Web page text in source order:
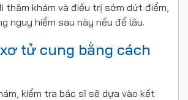
thăm khám và điều trị sớm dứt điểm,
nguy hiểm sau này nếu để lâu.
tử cung bằng cách
kiểm tra bác sĩ sẽ dựa vào kết